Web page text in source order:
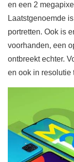
en een 2
Laatstgenoemde
portretten. Ook is
voorhanden, een
ontbreekt echter.
en ook in resolutie